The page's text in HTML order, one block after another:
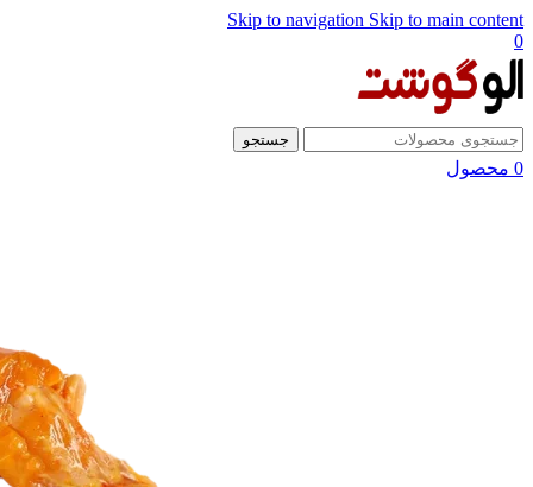
Skip to navigation Skip to main content
0
جستجو
0 محصول